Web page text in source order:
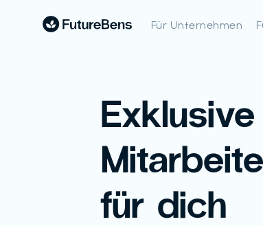
Für Unternehmen
Exklusive
für dich